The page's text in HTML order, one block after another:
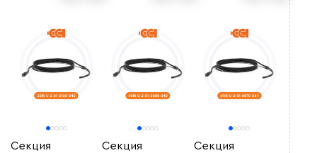
Секция
Секция
Секция